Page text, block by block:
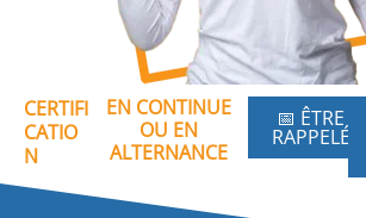
CERTIFI
CATIO
N
EN CONTINUE
OU EN
ALTERNANCE
📅 ÊTRE
RAPPELÉ